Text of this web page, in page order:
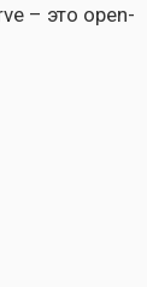
– это open-